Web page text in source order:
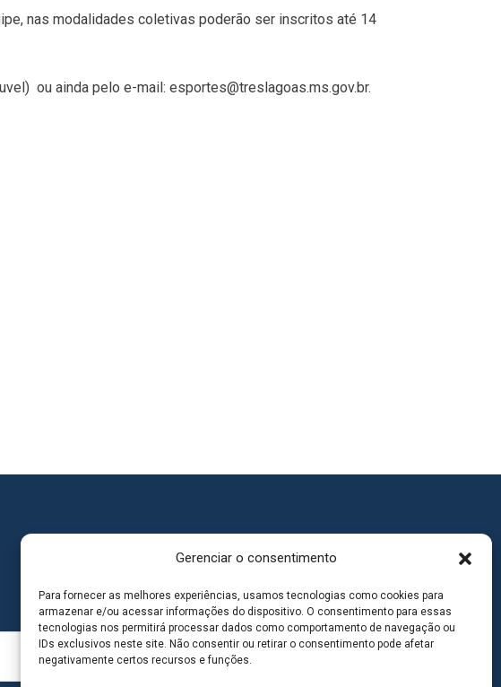
Gerenciar o consentimento
Para fornecer as melhores experiências, usamos tecnologias como cookies para
armazenar e/ou acessar informações do dispositivo. O consentimento para essas
tecnologias nos permitirá processar dados como comportamento de navegação ou
IDs exclusivos neste site. Não consentir ou retirar o consentimento pode afetar
negativamente certos recursos e funções.
nas modalidades coletivas poderão ser inscritos até 14
ou ainda pelo e-mail: esportes@treslagoas.ms.gov.br.